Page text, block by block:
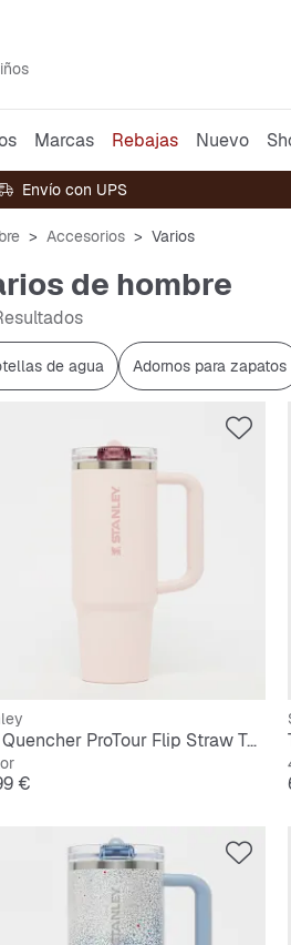
Marcas Rebajas Nuevo
Envío con UPS
Accesorios Varios
de hombre
de agua Adornos para zapatos
The Quencher ProTour Flip Straw Tumbler | 0,9L
€